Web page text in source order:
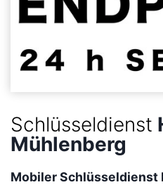
Schlüsseldienst
Mühlenberg
Mobiler Schlüsseldienst